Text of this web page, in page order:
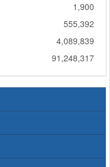
1,900
555,392
4,089,839
91,248,317